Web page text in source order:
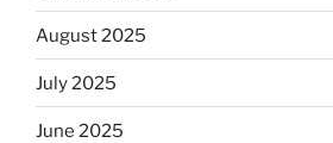
August 2025
July 2025
June 2025